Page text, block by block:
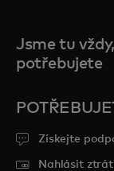
Jsme tu
potřebujete
Získejte
Nahlásit